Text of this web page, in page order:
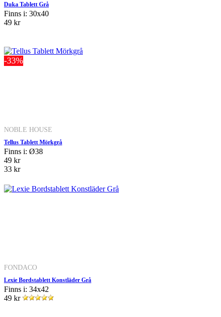
Duka Tablett Grå
Finns i: 30x40
49 kr
-33%
NOBLE HOUSE
Tellus Tablett Mörkgrå
Finns i: Ø38
49 kr
33 kr
FONDACO
Lexie Bordstablett Konstläder Grå
Finns i: 34x42
49 kr